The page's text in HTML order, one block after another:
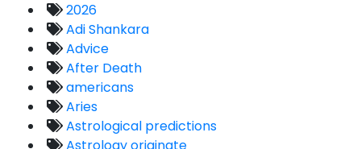
2026
Adi Shankara
Advice
After Death
americans
Aries
Astrological predictions